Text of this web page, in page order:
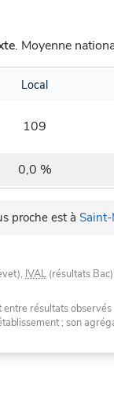
. Moyenne
Local
109
0,0 %
proche est à
IVAL (résultats
résultats
; son